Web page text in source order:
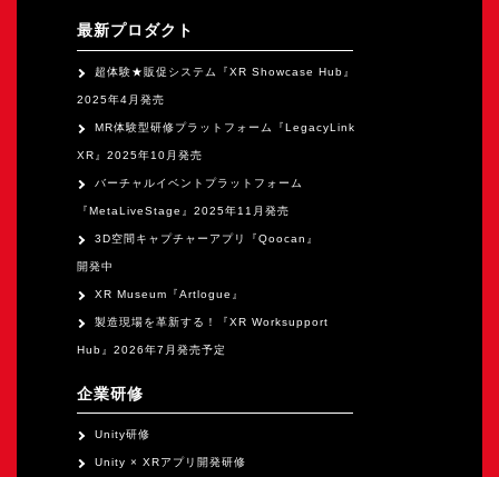
最新プロダクト
超体験★販促システム『XR Showcase Hub』
2025年4月発売
MR体験型研修プラットフォーム『LegacyLink
XR』2025年10月発売
バーチャルイベントプラットフォーム
『MetaLiveStage』2025年11月発売
3D空間キャプチャーアプリ『Qoocan』
開発中
XR Museum『Artlogue』
製造現場を革新する！『XR Worksupport
Hub』2026年7月発売予定
企業研修
Unity研修
Unity × XRアプリ開発研修